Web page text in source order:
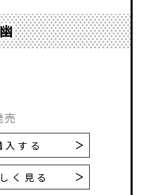
売
入する
く見る